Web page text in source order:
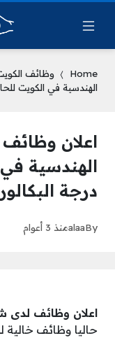
Home وظائف
الهندسية في الكويت
اعلان
الهندسية
درجة
By
alaaمنذ 3 أعوام
اعلان وظائف لدى
حاليا وظائف